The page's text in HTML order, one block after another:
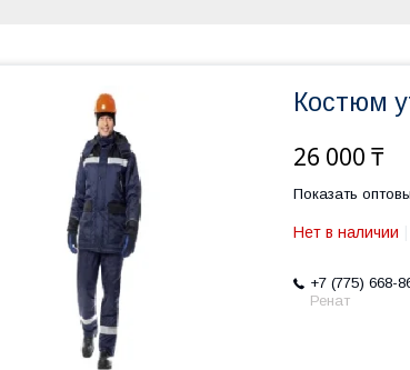
Костюм
26 000 ₸
Показать
Нет в наличии
+7 (775) 668-
Ренат